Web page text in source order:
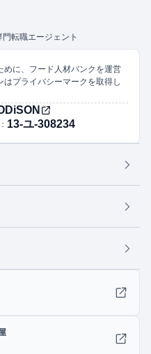
転職エージェント
めに、フード人材バンクを運営
プライバシーマークを取得し
13-ユ-308234